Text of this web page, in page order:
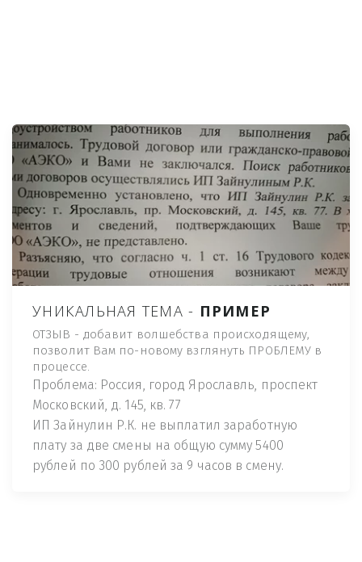
УНИКАЛЬНАЯ ТЕМА - ПРИМЕР
ОТЗЫВ - добавит волшебства происходящему,
позволит Вам по-новому взглянуть ПРОБЛЕМУ в
процессе.
Проблема: Россия, город Ярославль, проспект
Московский, д. 145, кв. 77
ИП Зайнулин Р.К. не выплатил заработную
плату за две смены на общую сумму 5400
рублей по 300 рублей за 9 часов в смену.